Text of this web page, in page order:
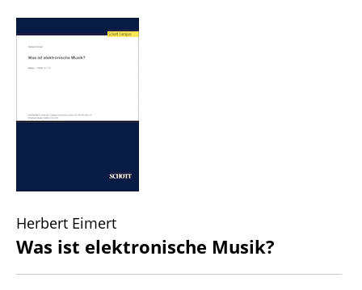
Herbert Eimert
Was ist elektronische Musik?